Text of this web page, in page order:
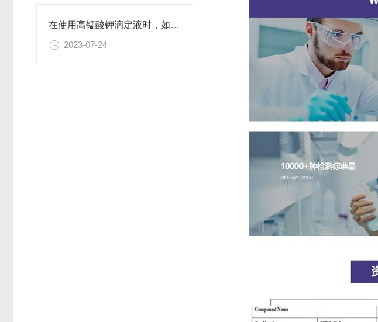
在使用高锰酸钾滴定液时，如何判断终点已经达到？
2023-07-24